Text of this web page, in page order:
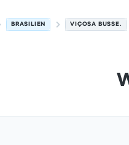
BRASILIEN VIÇOSA BUSSE.